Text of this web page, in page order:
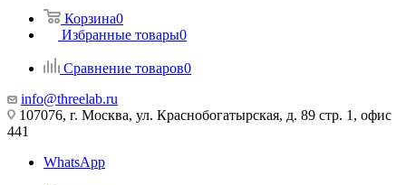
Корзина0
Избранные товары0
Сравнение товаров0
info@threelab.ru
107076, г. Москва, ул. Краснобогатырская, д. 89 стр. 1, офис
441
WhatsApp